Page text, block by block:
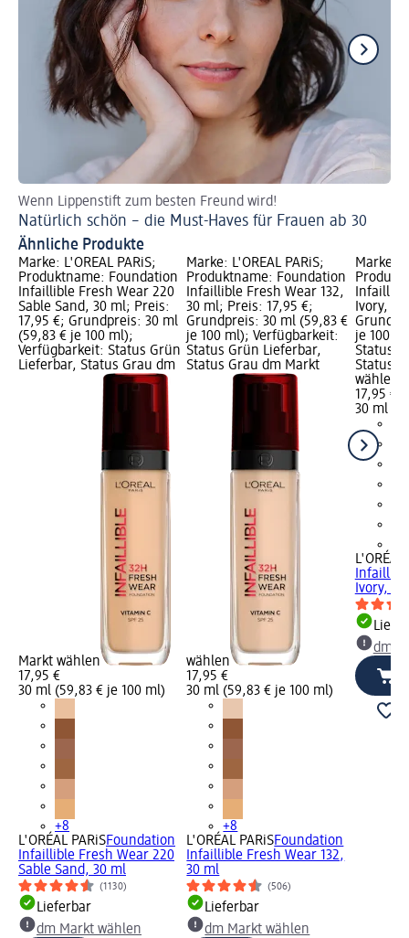
Wenn Lippenstift zum besten Freund wird!
Natürlich schön – die Must-Haves für Frauen ab 30
Ähnliche Produkte
Marke: L'ORÉAL PARiS;
Produktname: Foundation
Infaillible Fresh Wear 220
Sable Sand, 30 ml; Preis:
17,95 €; Grundpreis: 30 ml
(59,83 € je 100 ml);
Verfügbarkeit: Status Grün
Lieferbar, Status Grau dm
Markt wählen
17,95 €
30 ml (59,83 € je 100 ml)
+8
L'ORÉAL PARiSFoundation
Infaillible Fresh Wear 220
Sable Sand, 30 ml
(1130)
Lieferbar
dm Markt wählen
Marke: L'ORÉAL PARiS;
Produktname: Foundation
Infaillible Fresh Wear 132,
30 ml; Preis: 17,95 €;
Grundpreis: 30 ml (59,83 €
je 100 ml); Verfügbarkeit:
Status Grün Lieferbar,
Status Grau dm Markt
wählen
17,95 €
30 ml (59,83 € je 100 ml)
+8
L'ORÉAL PARiSFoundation
Infaillible Fresh Wear 132,
30 ml
(506)
Lieferbar
dm Markt wählen
Marke:
Ivory,
je 100
Status
Status
wählen
17,95 €
30 ml
L'ORÉAL
Ivory,
dm